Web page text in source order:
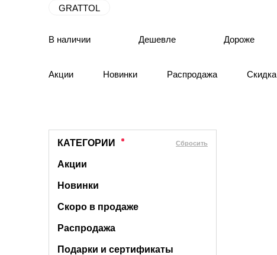
GRATTOL
В наличии Дешевле Дороже
Акции Новинки Распродажа
КАТЕГОРИИ Cбросить
Акции
Новинки
Скоро в продаже
Распродажа
Подарки и сертификаты